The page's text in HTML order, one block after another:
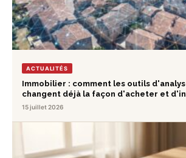
ACTUALITÉS
Immobilier : comment les outils
changent déjà la façon d'acheter et
15 juillet 2026